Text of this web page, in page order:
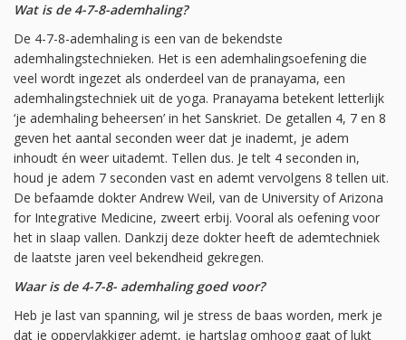
Wat is de 4-7-8-ademhaling?
De 4-7-8-ademhaling is een van de bekendste
ademhalingstechnieken. Het is een ademhalingsoefening die
veel wordt ingezet als onderdeel van de pranayama, een
ademhalingstechniek uit de yoga. Pranayama betekent letterlijk
‘je ademhaling beheersen’ in het Sanskriet. De getallen 4, 7 en 8
geven het aantal seconden weer dat je inademt, je adem
inhoudt én weer uitademt. Tellen dus. Je telt 4 seconden in,
houd je adem 7 seconden vast en ademt vervolgens 8 tellen uit.
De befaamde dokter Andrew Weil, van de University of Arizona
for Integrative Medicine, zweert erbij. Vooral als oefening voor
het in slaap vallen. Dankzij deze dokter heeft de ademtechniek
de laatste jaren veel bekendheid gekregen.
Waar is de 4-7-8- ademhaling goed voor?
Heb je last van spanning, wil je stress de baas worden, merk je
dat je oppervlakkiger ademt, je hartslag omhoog gaat of lukt